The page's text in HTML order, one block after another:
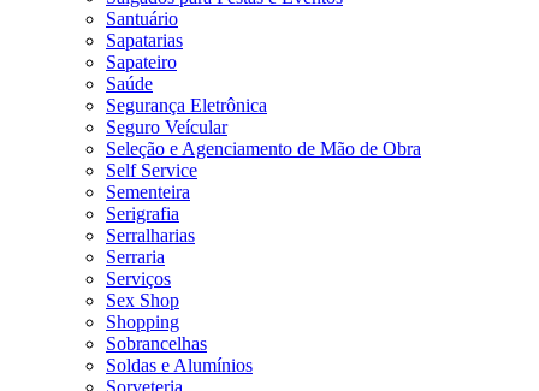
Santuário
Sapatarias
Sapateiro
Saúde
Segurança Eletrônica
Seguro Veícular
Seleção e Agenciamento de Mão de Obra
Self Service
Sementeira
Serigrafia
Serralharias
Serraria
Serviços
Sex Shop
Shopping
Sobrancelhas
Soldas e Alumínios
Sorveteria